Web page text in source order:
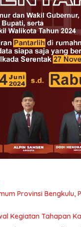
Provinsi
Kegiatan Tahapan